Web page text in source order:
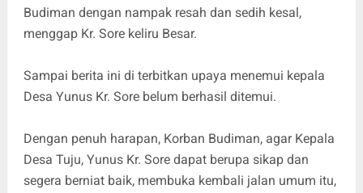
Budiman dengan nampak resah dan sedih kesal,
menggap Kr. Sore keliru Besar.
Sampai berita ini di terbitkan upaya menemui kepala
Desa Yunus Kr. Sore belum berhasil ditemui.
Dengan penuh harapan, Korban Budiman, agar Kepala
Desa Tuju, Yunus Kr. Sore dapat berupa sikap dan
segera berniat baik, membuka kembali jalan umum itu,